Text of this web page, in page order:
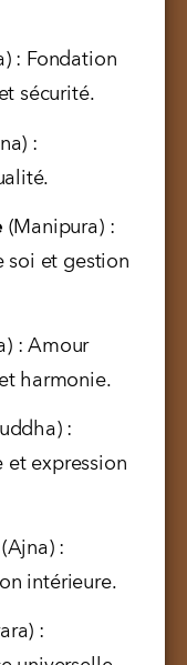
: Fondation
sécurité.
:
(Manipura) :
soi et gestion
: Amour
harmonie.
:
et expression
(Ajna) :
intérieure.
: